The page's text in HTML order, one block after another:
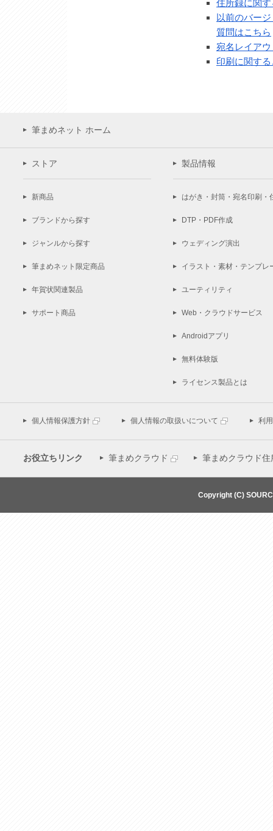
住所録に関
以前のバー
質問はこちら
宛名レイア
印刷に関す
筆まめネット ホーム
ストア
新商品
ブランドから探す
ジャンルから探す
筆まめネット限定商品
年賀状関連製品
サポート商品
製品情報
はがき・封筒・宛名印刷・
DTP・PDF作成
ウェディング演出
イラスト・素材・テンプレ
ユーティリティ
Web・クラウドサービス
Androidアプリ
無料体験版
ライセンス製品とは
個人情報保護方針 個人情報の取扱いについて 利
お役立ちリンク 筆まめクラウド 筆まめクラウド住
Copyright (C)